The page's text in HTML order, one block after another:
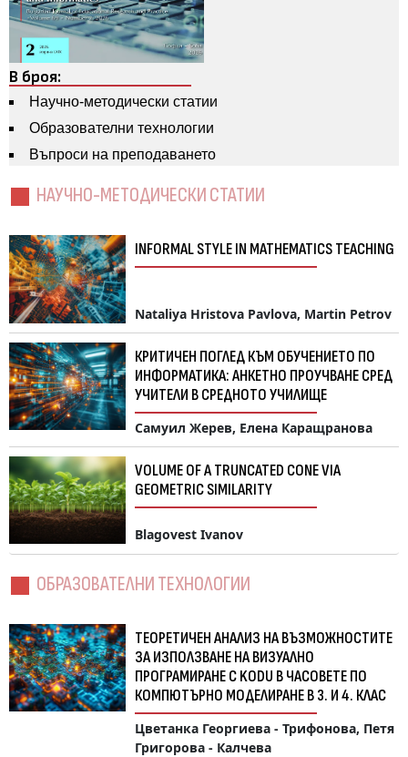
В броя:
Научно-методически статии
Образователни технологии
Въпроси на преподаването
НАУЧНО-МЕТОДИЧЕСКИ СТАТИИ
INFORMAL STYLE IN MATHEMATICS TEACHING
Nataliya Hristova Pavlova, Martin Petrov
КРИТИЧЕН ПОГЛЕД КЪМ ОБУЧЕНИЕТО ПО
ИНФОРМАТИКА: АНКЕТНО ПРОУЧВАНЕ СРЕД
УЧИТЕЛИ В СРЕДНОТО УЧИЛИЩЕ
Самуил Жерев, Елена Каращранова
VOLUME OF A TRUNCATED CONE VIA
GEOMETRIC SIMILARITY
Blagovest Ivanov
ОБРАЗОВАТЕЛНИ ТЕХНОЛОГИИ
ТЕОРЕТИЧЕН АНАЛИЗ НА ВЪЗМОЖНОСТИТЕ
ЗА ИЗПОЛЗВАНЕ НА ВИЗУАЛНО
ПРОГРАМИРАНЕ С KODU В ЧАСОВЕТЕ ПО
КОМПЮТЪРНО МОДЕЛИРАНЕ В 3. И 4. КЛАС
Цветанка Георгиева - Трифонова, Петя
Григорова - Калчева